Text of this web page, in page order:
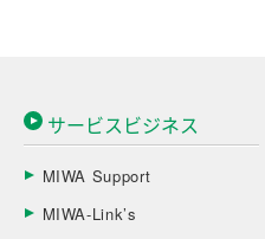
サービスビジネス
MIWA Support
MIWA-Link’s